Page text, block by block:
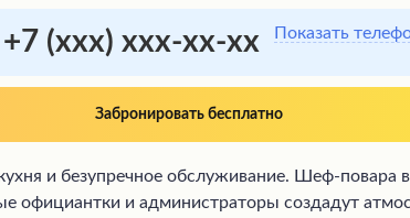
+7 (xxx) xxx-xx-xx Показать
Забронировать бесплатно
и безупречное обслуживание. Шеф-
официантки и администраторы создадут